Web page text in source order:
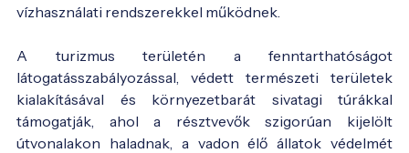
vízhasználati rendszerekkel működnek.
A turizmus területén a fenntarthatóságot
látogatásszabályozással, védett természeti területek
kialakításával és környezetbarát sivatagi túrákkal
támogatják, ahol a résztvevők szigorúan kijelölt
útvonalakon haladnak, a vadon élő állatok védelmét